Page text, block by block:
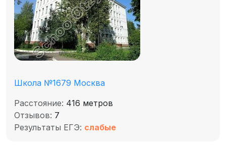
Школа №1679 Москва
Расстояние: 416 метров
Отзывов: 7
Результаты ЕГЭ: слабые